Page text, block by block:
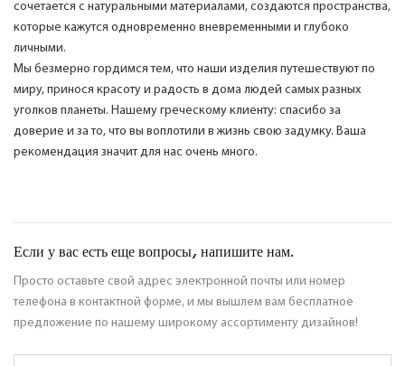
сочетается с натуральными материалами, создаются пространства,
которые кажутся одновременно вневременными и глубоко
личными.
Мы безмерно гордимся тем, что наши изделия путешествуют по
миру, принося красоту и радость в дома людей самых разных
уголков планеты. Нашему греческому клиенту: спасибо за
доверие и за то, что вы воплотили в жизнь свою задумку. Ваша
рекомендация значит для нас очень много.
Если у вас есть еще вопросы, напишите нам.
Просто оставьте свой адрес электронной почты или номер
телефона в контактной форме, и мы вышлем вам бесплатное
предложение по нашему широкому ассортименту дизайнов!